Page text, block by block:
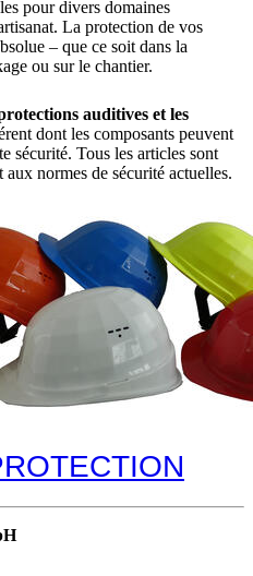
pour divers domaines
La protection de vos
– que ce soit dans la
ou sur le chantier.
auditives et les
dont les composants peuvent
sécurité. Tous les articles sont
normes de sécurité actuelles.